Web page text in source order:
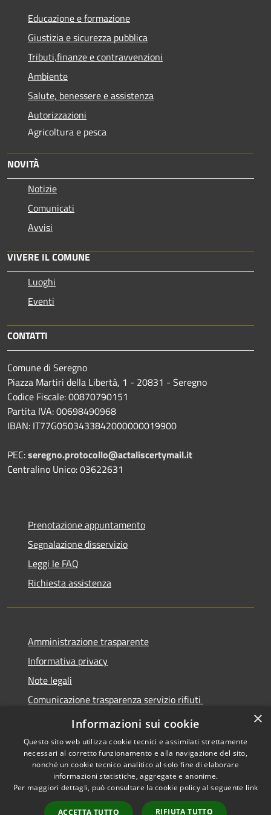
Educazione e formazione
Giustizia e sicurezza pubblica
Tributi,finanze e contravvenzioni
Ambiente
Salute, benessere e assistenza
Autorizzazioni
Agricoltura e pesca
NOVITÀ
Notizie
Comunicati
Avvisi
VIVERE IL COMUNE
Luoghi
Eventi
CONTATTI
Comune di Seregno
Piazza Martiri della Libertà, 1 - 20831 - Seregno
Codice Fiscale: 00870790151
Partita IVA: 00698490968
IBAN: IT77G0503433842000000019900
PEC:seregno.protocollo@actaliscertymail.it
Centralino Unico: 03622631
Prenotazione appuntamento
Segnalazione disservizio
Leggi le FAQ
Richiesta assistenza
Amministrazione trasparente
Informativa privacy
Note legali
Comunicazione trasparenza servizio rifiuti
Dichiarazione di accessibilità
Accessibilità
Copyright © 2026 • Città di
Seregno • Powered by
Municipium• Accesso
×
Informazioni sui cookie
Questo sito web utilizza cookie tecnici e assimilati strettamente
necessari al corretto funzionamento e alla navigazione del sito,
nonché un cookie tecnico analitico al solo fine di elaborare
informazioni statistiche, aggregate e anonime.
Per maggiori dettagli, può consultare la cookie policy al seguente link
ACCETTA TUTTO RIFIUTA TUTTO